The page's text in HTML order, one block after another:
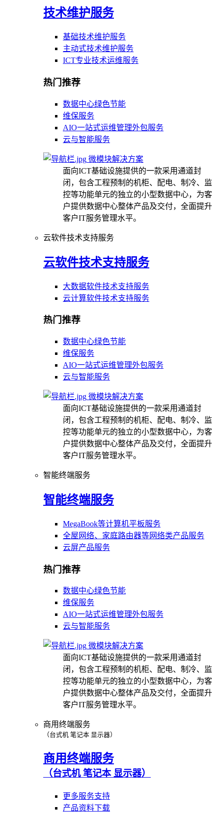
技术维护服务
基础技术维护服务
主动式技术维护服务
ICT专业技术运维服务
热门推荐
数据中心绿色节能
维保服务
AIO一站式运维管理外包服务
云与智能服务
微模块解决方案
面向ICT基础设施提供的一款采用通道封
闭，包含工程预制的机柜、配电、制冷、监
控等功能单元的独立的小型数据中心，为客
户提供数据中心整体产品及交付，全面提升
客户IT服务管理水平。
云软件技术支持服务
云软件技术支持服务
大数据软件技术支持服务
云计算软件技术支持服务
热门推荐
数据中心绿色节能
维保服务
AIO一站式运维管理外包服务
云与智能服务
微模块解决方案
面向ICT基础设施提供的一款采用通道封
闭，包含工程预制的机柜、配电、制冷、监
控等功能单元的独立的小型数据中心，为客
户提供数据中心整体产品及交付，全面提升
客户IT服务管理水平。
智能终端服务
智能终端服务
MegaBook等计算机平板服务
全屋网络、家庭路由器等网络类产品服务
云屏产品服务
热门推荐
数据中心绿色节能
维保服务
AIO一站式运维管理外包服务
云与智能服务
微模块解决方案
面向ICT基础设施提供的一款采用通道封
闭，包含工程预制的机柜、配电、制冷、监
控等功能单元的独立的小型数据中心，为客
户提供数据中心整体产品及交付，全面提升
客户IT服务管理水平。
商用终端服务
（台式机 笔记本 显示器）
商用终端服务
（台式机 笔记本 显示器）
更多服务支持
产品资料下载